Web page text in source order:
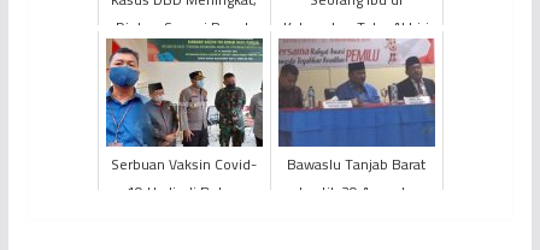
Dinkes Sungai Penuh
Tidak Punya Bubuk
Abate
Kabupaten Tebo Akhiri
Hidup dengan
Meminum Racun
Rumput
Serbuan Vaksin Covid-
19 Hadir di Betara
Bawaslu Tanjab Barat
Lantik 39 Anggota